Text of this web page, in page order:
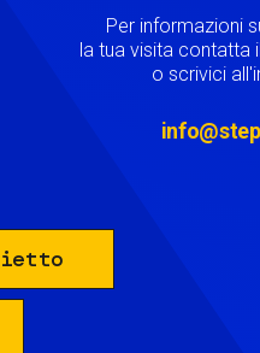
Per informazioni
la tua visita contatta
o scrivici